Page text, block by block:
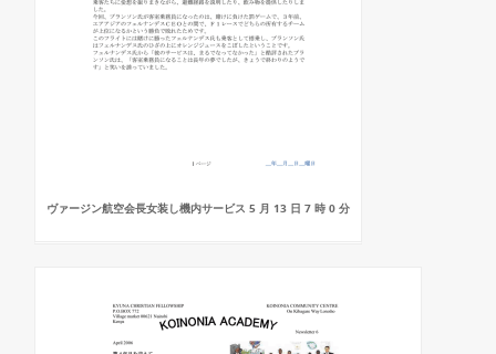
ヴァージン航空会長女装し機内サービス 5 月 13 日 7 時 0 分